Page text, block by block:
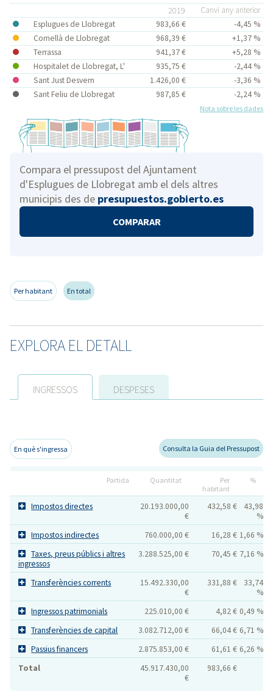
2019
Canvi any anterior
Esplugues de Llobregat
983,66 €
-4,45 %
Cornellà de Llobregat
968,39 €
+1,37 %
Terrassa
941,37 €
+5,28 %
Hospitalet de Llobregat, L'
935,75 €
-2,44 %
Sant Just Desvern
1.426,00 €
-3,36 %
Sant Feliu de Llobregat
987,85 € -2,24 %
Nota sobre les dades
Compara el pressupost del Ajuntament
d'Esplugues de Llobregat amb el dels altres
municipis des de presupuestos.gobierto.es
COMPARAR
Per habitant En total
EXPLORA EL DETALL
INGRESSOS DESPESES
En què s'ingressa Consulta la Guia del Pressupost
Partida Quantitat
Per
habitant
%
Impostos directes
20.193.000,00
€
432,58 €
43,98
%
Impostos indirectes
760.000,00 € 16,28 € 1,66 %
Taxes, preus públics i altres
ingressos
3.288.525,00 € 70,45 € 7,16 %
Transferències corrents
15.492.330,00
€
331,88 €
33,74
%
Ingressos patrimonials
225.010,00 € 4,82 € 0,49 %
Transferències de capital
3.082.712,00 € 66,04 € 6,71 %
Passius financers
2.875.853,00 € 61,61 € 6,26 %
Total
45.917.430,00
€
983,66 €